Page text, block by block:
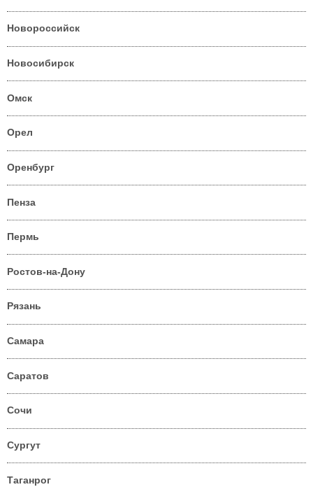
Новороссийск
Новосибирск
Омск
Орел
Оренбург
Пенза
Пермь
Ростов-на-Дону
Рязань
Самара
Саратов
Сочи
Сургут
Таганрог